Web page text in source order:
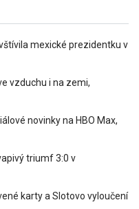
mexické prezidentku v
vzduchu i na zemi,
novinky na HBO Max,
triumf 3:0 v
karty a Slotovo vyloučení